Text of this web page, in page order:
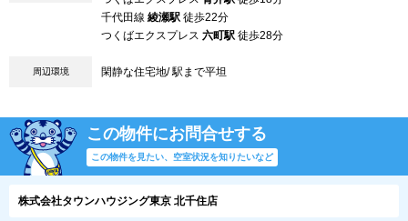
千代田線 綾瀬駅 徒歩22分
つくばエクスプレス 六町駅 徒歩28分
周辺環境 閑静な住宅地/ 駅まで平坦
この物件にお問合せする
この物件を見たい、空室状況を知りたいなど
株式会社タウンハウジング東京 北千住店